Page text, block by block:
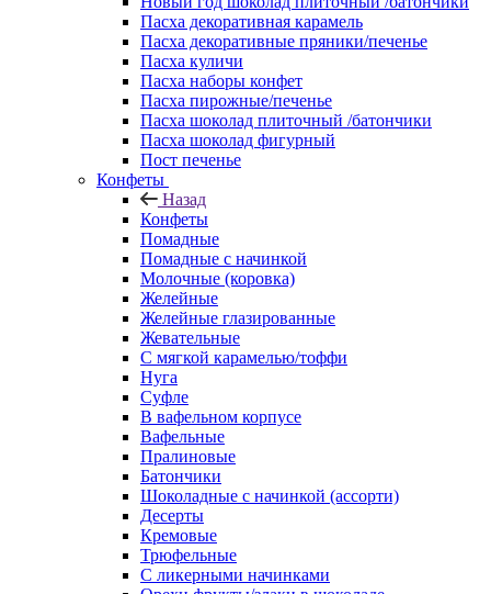
Пасха декоративная карамель
Пасха декоративные пряники/печенье
Пасха куличи
Пасха наборы конфет
Пасха пирожные/печенье
Пасха шоколад плиточный /батончики
Пасха шоколад фигурный
Пост печенье
Конфеты
Назад
Конфеты
Помадные
Помадные с начинкой
Молочные (коровка)
Желейные
Желейные глазированные
Жевательные
С мягкой карамелью/тоффи
Нуга
Суфле
В вафельном корпусе
Вафельные
Пралиновые
Батончики
Шоколадные с начинкой (ассорти)
Десерты
Кремовые
Трюфельные
С ликерными начинками